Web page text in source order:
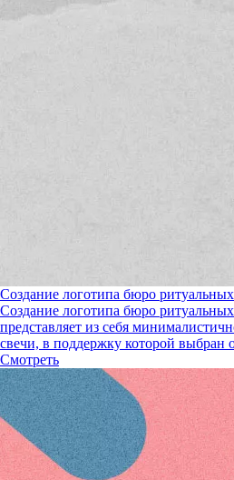
Создание логотипа бюро
Создание логотипа бюро
представляет из себя
свечи, в поддержку которой выбран
Смотреть